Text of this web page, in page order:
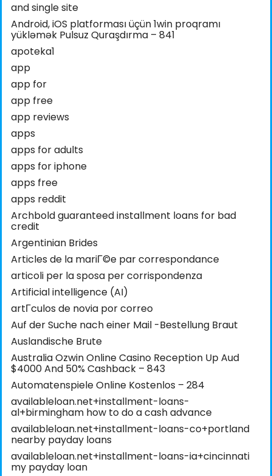
and single site
Android, iOS platforması üçün 1win proqramı
yükləmək Pulsuz Quraşdırma – 841
apoteka1
app
app for
app free
app reviews
apps
apps for adults
apps for iphone
apps free
apps reddit
Archbold guaranteed installment loans for bad
credit
Argentinian Brides
Articles de la mariГ©e par correspondance
articoli per la sposa per corrispondenza
Artificial intelligence (AI)
artГ­culos de novia por correo
Auf der Suche nach einer Mail -Bestellung Braut
Auslandische Brute
Australia Ozwin Online Casino Reception Up Aud
$4000 And 50% Cashback – 843
Automatenspiele Online Kostenlos – 284
availableloan.net+installment-loans-
al+birmingham how to do a cash advance
availableloan.net+installment-loans-co+portland
nearby payday loans
availableloan.net+installment-loans-ia+cincinnati
my payday loan